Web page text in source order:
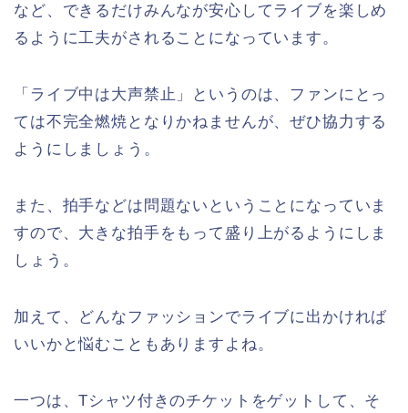
など、できるだけみんなが安心してライブを楽しめ
るように工夫がされることになっています。
「ライブ中は大声禁止」というのは、ファンにとっ
ては不完全燃焼となりかねませんが、ぜひ協力する
ようにしましょう。
また、拍手などは問題ないということになっていま
すので、大きな拍手をもって盛り上がるようにしま
しょう。
加えて、どんなファッションでライブに出かければ
いいかと悩むこともありますよね。
一つは、Tシャツ付きのチケットをゲットして、そ